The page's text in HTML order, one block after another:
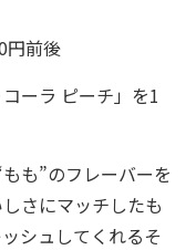
円前後
ーラ ピーチ」を1
も”のフレーバーを
さにマッチしたも
シュしてくれるそ